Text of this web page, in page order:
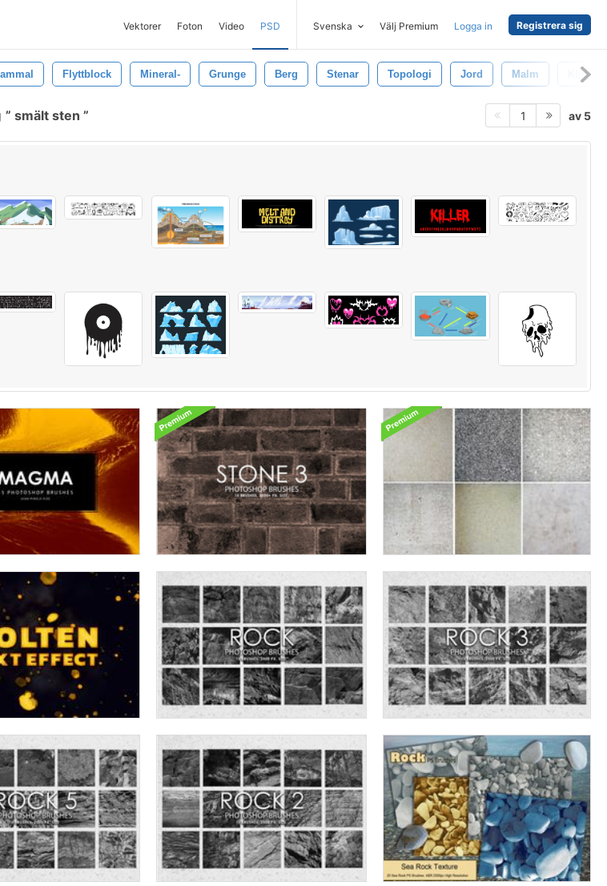
Vektorer Foton Video PSD Svenska Välj Premium Logga in Registrera sig
Flyttblock Mineral- Grunge Berg Stenar Topologi Jord Malm Klippa
smält sten 1 av 5